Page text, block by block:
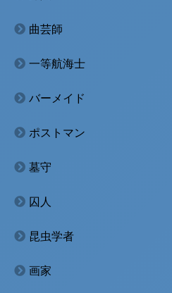
曲芸師
一等航海士
バーメイド
ポストマン
墓守
囚人
昆虫学者
画家